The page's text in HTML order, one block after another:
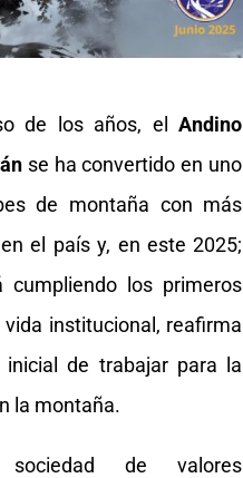
de los años, elAndino
se ha convertido en uno
de montaña con más
el país y, en este 2025;
cumpliendo los primeros
institucional, reafirma
inicial de trabajar para la
la montaña.
de valores